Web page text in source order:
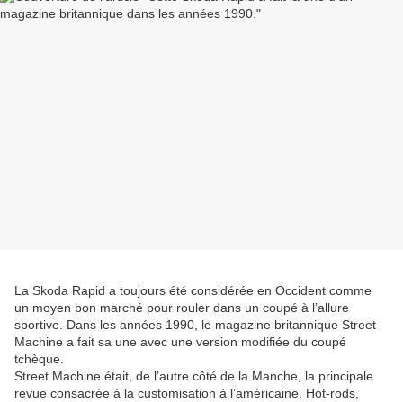
La Skoda Rapid a toujours été considérée en Occident comme
un moyen bon marché pour rouler dans un coupé à l’allure
sportive. Dans les années 1990, le magazine britannique Street
Machine a fait sa une avec une version modifiée du coupé
tchèque.
Street Machine était, de l’autre côté de la Manche, la principale
revue consacrée à la customisation à l’américaine. Hot-rods,